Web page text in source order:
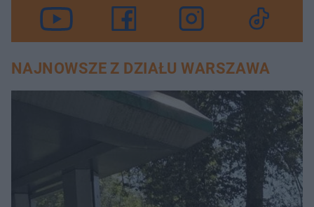
NAJNOWSZE Z DZIAŁU WARSZAWA